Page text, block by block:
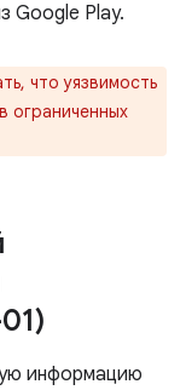
Google Play.
что уязвимость
ограниченных
информацию